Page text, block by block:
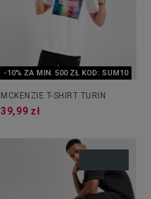
-10% ZA MIN. 500 ZŁ KOD: SUM10
MCKENZIE T-SHIRT TURIN
39,99 zł